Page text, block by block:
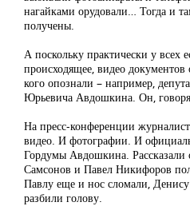
нагайками орудовали… Тогда и
получены.
А поскольку практически у всех
происходящее, видео документов
кого опознали – например,
Юрьевича Авдошкина. Он,
На пресс-конференции
видео. И фотографии. И
Гордумы Авдошкина. Рассказали
Самсонов и Павел Никифоров
Павлу еще и нос сломали,
разбили голову.